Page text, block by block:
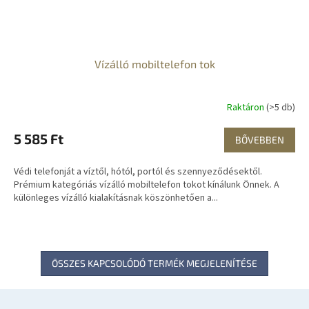
Vízálló mobiltelefon tok
Raktáron (>5 db)
5 585 Ft BŐVEBBEN
Védi telefonját a víztől, hótól, portól és szennyeződésektől.
Prémium kategóriás vízálló mobiltelefon tokot kínálunk Önnek. A
különleges vízálló kialakításnak köszönhetően a...
ÖSSZES KAPCSOLÓDÓ TERMÉK MEGJELENÍTÉSE